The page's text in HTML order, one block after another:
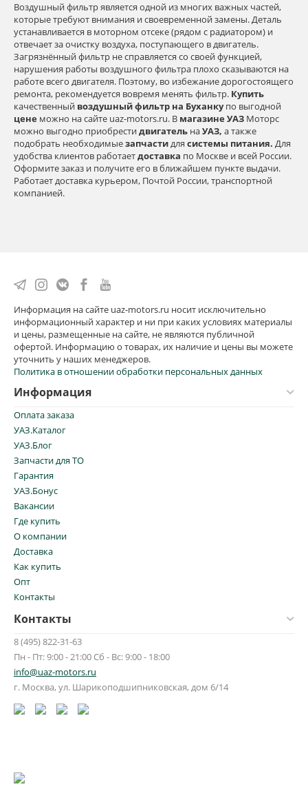
Воздушный фильтр является одной из многих важных частей,
которые требуют внимания и своевременной замены. Деталь
устанавливается в моторном отсеке (рядом с радиатором) и
отвечает за очистку воздуха, поступающего в двигатель.
Загрязнённый фильтр не справляется со своей функцией,
нарушения работы воздушного фильтра плохо сказываются на
работе всего двигателя. Поэтому, во избежание дорогостоящего
ремонта, рекомендуется вовремя менять фильтр. Купить
качественный воздушный фильтр на Буханкупо выгодной
цене можно на сайте uaz-motors.ru. В магазине УАЗ Моторс
можно выгодно приобрестидвигатель наУАЗ, а также
подобрать необходимыезапчастидля системы питания. Для
удобства клиентов работаетдоставка по Москве и всей России.
Оформите заказ и получите его в ближайшем пункте выдачи.
Работает доставка курьером, Почтой России, транспортной
компанией.
Информация на сайте uaz-motors.ru носит исключительно
информационный характер и ни при каких условиях материалы
и цены, размещенные на сайте, не являются публичной
офертой. Информацию о товарах, их наличие и цены вы можете
уточнить у наших менеджеров.
Политика в отношении обработки персональных данных
Информация
Оплата заказа
УАЗ.Каталог
УАЗ.Блог
Запчасти для ТО
Гарантия
УАЗ.Бонус
Вакансии
Где купить
О компании
Доставка
Как купить
Опт
Контакты
Контакты
8 (495) 822-31-63
Пн - Пт: 9:00 - 21:00 Сб - Вс: 9:00 - 18:00
info@uaz-motors.ru
г. Москва, ул. Шарикоподшипниковская, дом 6/14